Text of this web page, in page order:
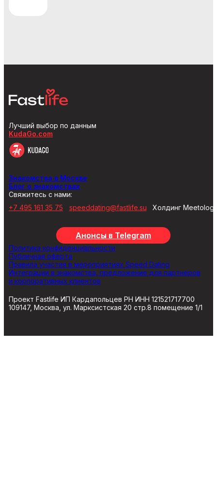
Лучший выбор по данным
KudaGo.com
Знакомства в Москве
Блог о знакомствах
Свяжитесь с нами:
+7 495 161 35 75
speeddating@fastlife.su Холдинг
Анонсы в Telegram
Политика конфиденциальности
Публичная оферта
Правила участия в мероприятиях Speed Dating
Интеграции в знакомства, предложение для партнеров
и корпоративных клиентов
Проект Fastlife ИП Кардапольцев РН ИНН 121521717700
109147, Москва, ул. Марксистская 20 стр.8 помещение 1/1